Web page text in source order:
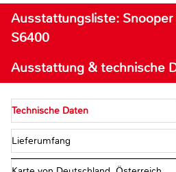
Ausstattungsliste: Snooper
S6400
Ausstattung & technische
Technische Daten
Lieferumfang